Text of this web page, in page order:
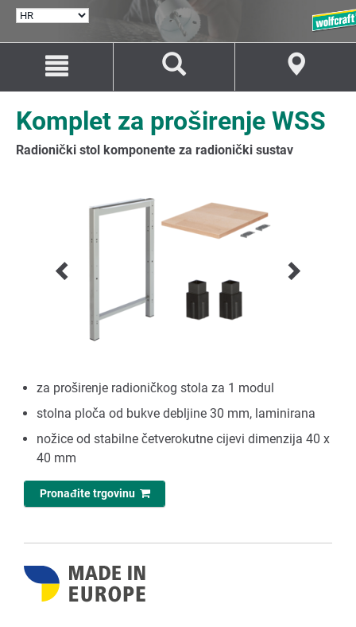
ODABERI
sadržaj
navigaciju
Komplet za proširenje WSS
Radionički stol komponente za radionički sustav
za proširenje radioničkog stola za 1 modul
stolna ploča od bukve debljine 30 mm, laminirana
nožice od stabilne četverokutne cijevi dimenzija 40 x
40 mm
Pronađite trgovinu